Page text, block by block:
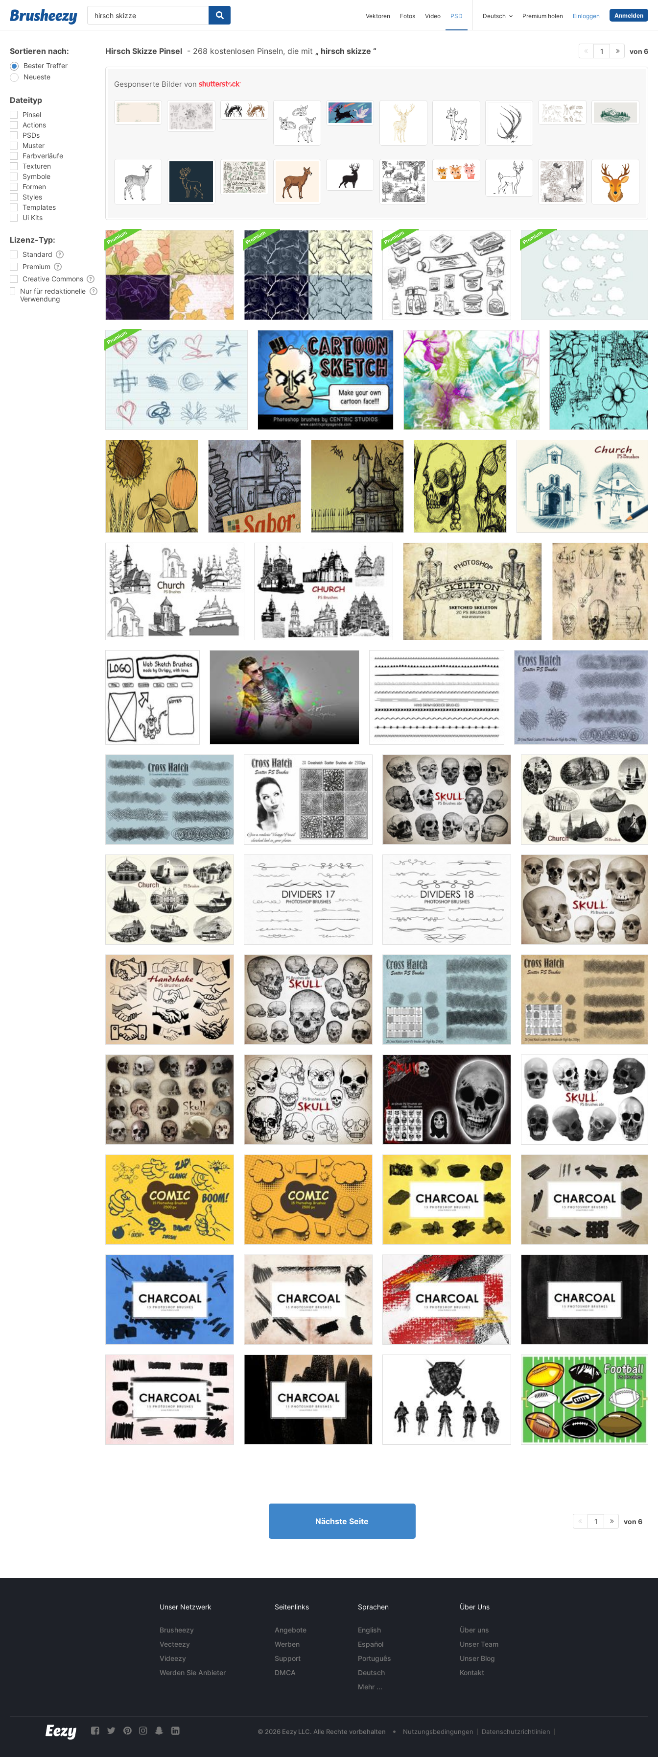
Vektoren Fotos Video PSD Deutsch Premium holen Einloggen Anmelden
Sortieren nach:
Bester Treffer
Neueste
Dateityp
Pinsel
Actions
PSDs
Muster
Farbverläufe
Texturen
Symbole
Formen
Styles
Templates
Ui Kits
Lizenz-Typ:
Standard
Premium
Creative Commons
Nur für redaktionelle
Verwendung
Hirsch Skizze Pinsel - 268 kostenlosen Pinseln, die mit hirsch skizze 1 von 6
Gesponserte Bilder von
Nächste Seite 1 von 6
Unser Netzwerk
Brusheezy
Vecteezy
Videezy
Werden Sie Anbieter
Seitenlinks
Angebote
Werben
Support
DMCA
Sprachen
English
Español
Português
Deutsch
Mehr ...
Über Uns
Über uns
Unser Team
Unser Blog
Kontakt
© 2026 Eezy LLC. Alle Rechte vorbehalten • Nutzungsbedingungen Datenschutzrichtlinien